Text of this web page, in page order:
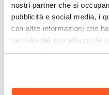
nostri partner che si
pubblicità e social media, i
con altre informazioni che
raccolto dal suo utilizzo dei
sezione "Mostra dettagli" è
momento. Per maggiori
nostraCookie Policy.
in alluminio e textilene